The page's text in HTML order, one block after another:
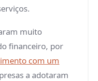
muito
financeiro, por
com um
a adotaram